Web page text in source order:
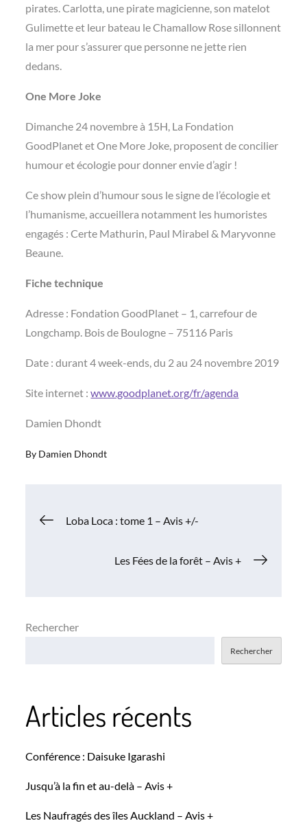
pirates. Carlotta, une pirate magicienne, son matelot
Gulimette et leur bateau le Chamallow Rose sillonnent
la mer pour s’assurer que personne ne jette rien
dedans.
One More Joke
Dimanche 24 novembre à 15H, La Fondation
GoodPlanet et One More Joke, proposent de concilier
humour et écologie pour donner envie d’agir !
Ce show plein d’humour sous le signe de l’écologie et
l’humanisme, accueillera notamment les humoristes
engagés : Certe Mathurin, Paul Mirabel & Maryvonne
Beaune.
Fiche technique
Adresse : Fondation GoodPlanet – 1, carrefour de
Longchamp. Bois de Boulogne – 75116 Paris
Date : durant 4 week-ends, du 2 au 24 novembre 2019
Site internet :www.goodplanet.org/fr/agenda
Damien Dhondt
By Damien Dhondt
Navigation
Loba Loca : tome 1 – Avis +/-
Les Fées de la forêt – Avis +
Rechercher
Rechercher
Articles récents
Conférence : Daisuke Igarashi
Jusqu’à la fin et au-delà – Avis +
Les Naufragés des îles Auckland – Avis +